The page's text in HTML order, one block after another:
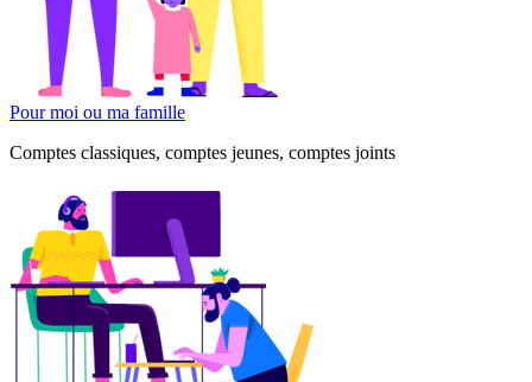
Pour moi ou ma famille
Comptes classiques, comptes jeunes, comptes joints